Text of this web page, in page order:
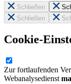
Schließen
Schließen
Cookie-
Zur fortlaufenden
Webanalysedienst